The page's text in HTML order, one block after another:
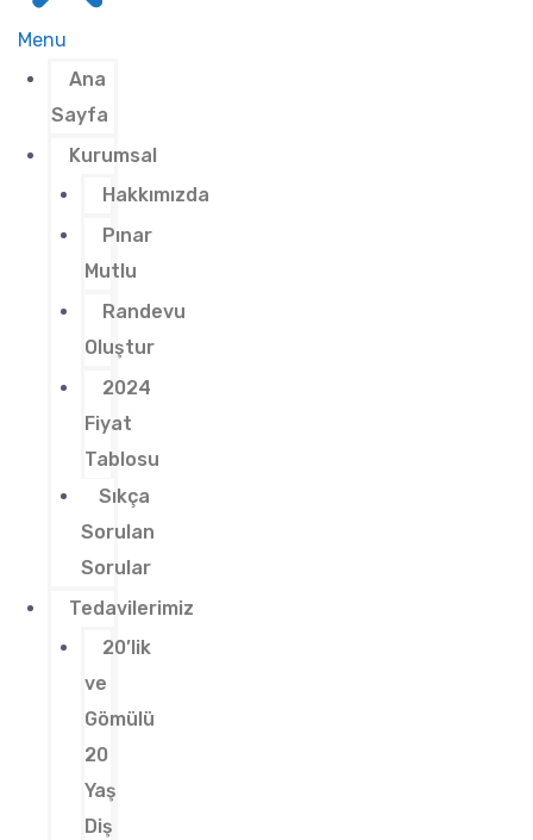
Menu
Ana
Sayfa
Kurumsal
Hakkımızda
Pınar
Mutlu
Randevu
Oluştur
2024
Fiyat
Tablosu
Sıkça
Sorulan
Sorular
Tedavilerimiz
20’lik
ve
Gömülü
20
Yaş
Diş